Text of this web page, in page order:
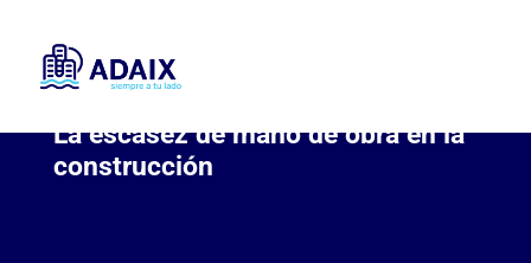
La escasez de mano de obra en la
construcción